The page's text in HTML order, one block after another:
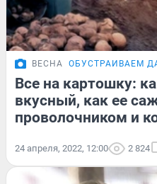
ВЕСНА ОБУСТРАИВАЕМ
Все на картошку:
вкусный, как ее
проволочником и
24 апреля, 2022, 12:00 2 824